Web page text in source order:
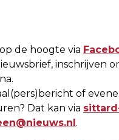
de hoogte via
inschrijven
of
Dat kan via
.